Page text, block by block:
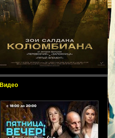
Видео